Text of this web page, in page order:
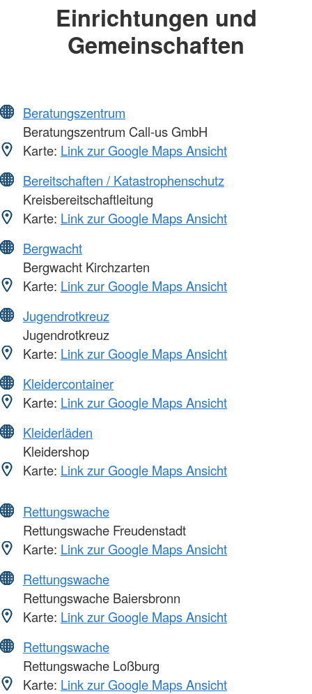
Einrichtungen und
Gemeinschaften
Beratungszentrum
Beratungszentrum Call-us GmbH
Karte: Link zur Google Maps Ansicht
Bereitschaften / Katastrophenschutz
Kreisbereitschaftleitung
Karte: Link zur Google Maps Ansicht
Bergwacht
Bergwacht Kirchzarten
Karte: Link zur Google Maps Ansicht
Jugendrotkreuz
Jugendrotkreuz
Karte: Link zur Google Maps Ansicht
Kleidercontainer
Karte: Link zur Google Maps Ansicht
Kleiderläden
Kleidershop
Karte: Link zur Google Maps Ansicht
Rettungswache
Rettungswache Freudenstadt
Karte: Link zur Google Maps Ansicht
Rettungswache
Rettungswache Baiersbronn
Karte: Link zur Google Maps Ansicht
Rettungswache
Rettungswache Loßburg
Karte: Link zur Google Maps Ansicht